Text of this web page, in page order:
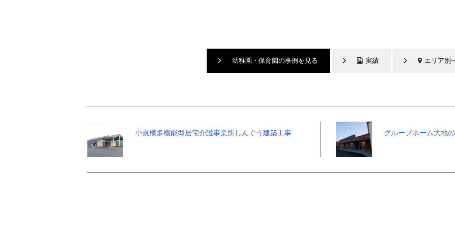
幼稚園・保育園の事例を見る 実績 エリア別
小規模多機能型居宅介護事業所しんぐう建築工事 グループホーム大地